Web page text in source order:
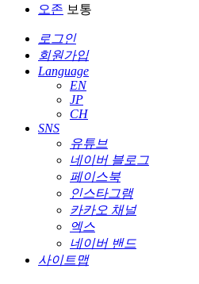
오존 보통
로그인
회원가입
Language
EN
JP
CH
SNS
유튜브
네이버 블로그
페이스북
인스타그램
카카오 채널
엑스
네이버 밴드
사이트맵